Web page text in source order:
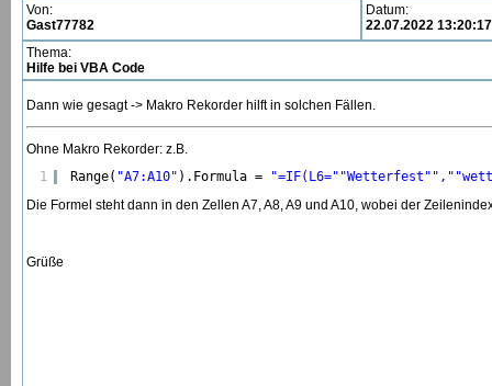
Von:
Gast77782
Datum:
22.07.2022 13:20:17
Thema:
Hilfe bei VBA Code
Dann wie gesagt -> Makro Rekorder hilft in solchen Fällen.
Ohne Makro Rekorder: z.B.
1
Range( "A7:A10" ).Formula = "=IF(L6=" "Wetterfest" ","
Die Formel steht dann in den Zellen A7, A8, A9 und A10, wobei der
Grüße